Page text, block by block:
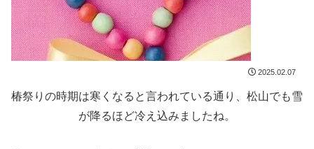
2025.02.07
椿祭りの時期は寒くなると言われている通り、松山でも雪
が降るほど冷え込みましたね。